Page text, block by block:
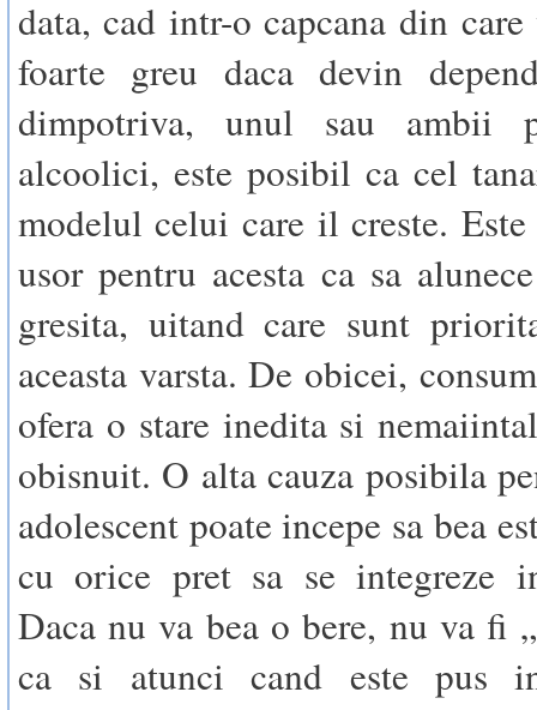
data, cad intr-o capcana din
foarte greu daca devin
dimpotriva, unul sau ambii
alcoolici, este posibil ca cel
modelul celui care il creste.
usor pentru acesta ca sa
gresita, uitand care sunt
aceasta varsta. De obicei,
ofera o stare inedita si
obisnuit. O alta cauza posibila
adolescent poate incepe sa bea
cu orice pret sa se integreze
Daca nu va bea o bere, nu va fi
ca si atunci cand este pus